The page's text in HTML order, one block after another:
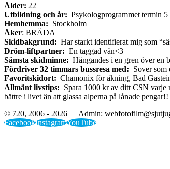
Ålder: 22
Utbildning och år: Psykologprogrammet termin 5
Hemhemma: Stockholm
Åker: BRÄDA
Skidbakgrund: Har starkt identifierat mig som
Dröm-liftpartner: En taggad vän<3
Sämsta skidminne: Hängandes i en gren över en
Fördriver 32 timmars bussresa med: Sover som
Favoritskidort: Chamonix för åkning, Bad
Allmänt livstips: Spara 1000 kr av ditt CSN varje
bättre i livet än att glassa alperna på lånade pengar!!
© 720, 2006 - 2026 | Admin:
FacebookInstagramYouTube